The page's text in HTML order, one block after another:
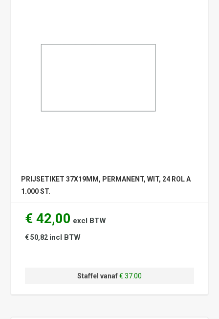
PRIJSETIKET 37X19MM, PERMANENT, WIT, 24 ROL A
1.000 ST.
€ 42,00 excl BTW
€ 50,82 incl BTW
Staffel vanaf€ 37.00